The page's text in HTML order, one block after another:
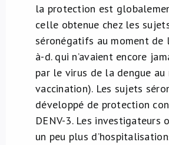
la protection est
celle obtenue chez les
séronégatifs au moment de
à-d. qui n’avaient encore
par le virus de la dengue
vaccination). Les sujets
développé de protection
DENV-3. Les investigateurs
un peu plus